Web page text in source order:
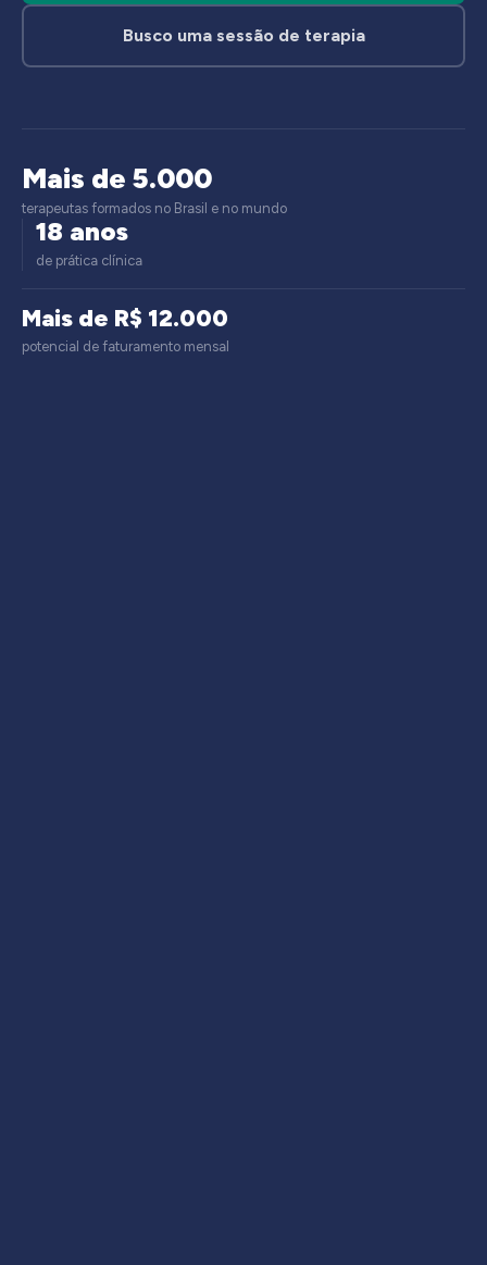
Busco uma sessão de terapia
Mais de 5.000
terapeutas formados no Brasil e no mundo
18 anos
de prática clínica
Mais de R$ 12.000
potencial de faturamento mensal